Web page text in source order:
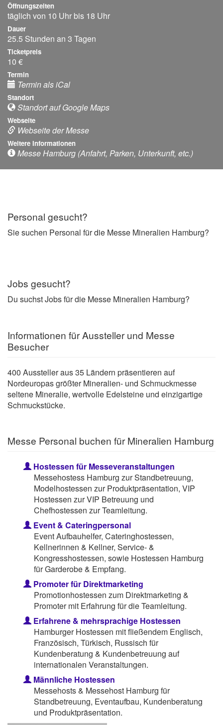
Öffnungszeiten
täglich von 10 Uhr bis 18 Uhr
Dauer
25.5 Stunden an 3 Tagen
Ticketpreis
10 €
Termin
Termin als iCal
Standort
Standort auf Google Maps
Webseite
Webseite der Messe
Weitere Informationen
Messe Hamburg (Anfahrt, Parken, Unterkunft, etc.)
Personal gesucht?
Sie suchen Personal für die Messe Mineralien Hamburg?
Jobs gesucht?
Du suchst Jobs für die Messe Mineralien Hamburg?
Informationen für Aussteller und Messe
Besucher
400 Aussteller aus 35 Ländern präsentieren auf
Nordeuropas größter Mineralien- und Schmuckmesse
seltene Mineralie, wertvolle Edelsteine und einzigartige
Schmuckstücke.
Messe Personal buchen für Mineralien Hamburg
Hostessen für Messeveranstaltungen
Messehostess Hamburg zur Standbetreuung,
Modelhostessen zur Produktpräsentation, VIP
Hostessen zur VIP Betreuung und
Chefhostessen zur Teamleitung.
Event & Cateringpersonal
Event Aufbauhelfer, Cateringhostessen,
Kellnerinnen & Kellner, Service- &
Kongresshostessen, sowie Hostessen Hamburg
für Garderobe & Empfang.
Promoter für Direktmarketing
Promotionhostessen zum Direktmarketing &
Promoter mit Erfahrung für die Teamleitung.
Erfahrene & mehrsprachige Hostessen
Hamburger Hostessen mit fließendem Englisch,
Französisch, Türkisch, Russisch für
Kundenberatung & Kundenbetreuung auf
internationalen Veranstaltungen.
Männliche Hostessen
Messehosts & Messehost Hamburg für
Standbetreuung, Eventaufbau, Kundenberatung
und Produktpräsentation.